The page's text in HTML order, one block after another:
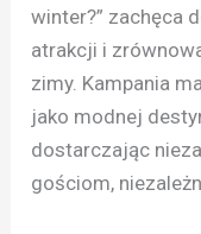
winter?” zachęca
atrakcji i
zimy. Kampania
jako modnej
dostarczając
gościom,